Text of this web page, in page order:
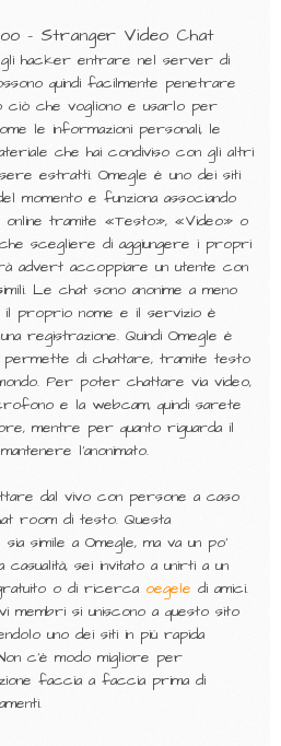
– Stranger Video Chat
hacker entrare nel server di
quindi facilmente penetrare
che vogliono e usarlo per
le informazioni personali, le
che hai condiviso con gli altri
estratti. Omegle è uno dei siti
momento e funziona associando
tramite «Testo», «Video» o
scegliere di aggiungere i propri
advert accoppiare un utente con
Le chat sono anonime a meno
il proprio nome e il servizio è
registrazione. Quindi Omegle è
permette di chattare, tramite testo
Per poter chattare via video,
e la webcam, quindi sarete
mentre per quanto riguarda il
l’anonimato.
dal vivo con persone a caso
room di testo. Questa
simile a Omegle, ma va un po’
sei invitato a unirti a un
o di ricerca oegele di amici.
membri si uniscono a questo sito
uno dei siti in più rapida
c’è modo migliore per
faccia a faccia prima di